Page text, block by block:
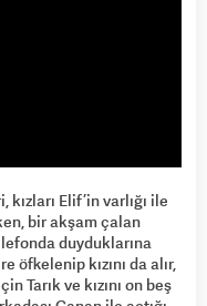
Elif’in varlığı ile
bir akşam çalan
duyduklarına
öfkelenip kızını da alır,
Tarık ve kızını on beş